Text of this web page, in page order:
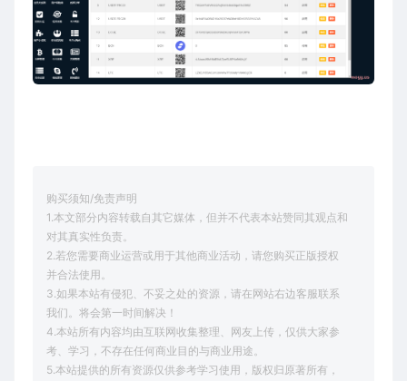
购买须知/免责声明
1.本文部分内容转载自其它媒体，但并不代表本站赞同其观点和
对其真实性负责。
2.若您需要商业运营或用于其他商业活动，请您购买正版授权
并合法使用。
3.如果本站有侵犯、不妥之处的资源，请在网站右边客服联系
我们。将会第一时间解决！
4.本站所有内容均由互联网收集整理、网友上传，仅供大家参
考、学习，不存在任何商业目的与商业用途。
5.本站提供的所有资源仅供参考学习使用，版权归原著所有，